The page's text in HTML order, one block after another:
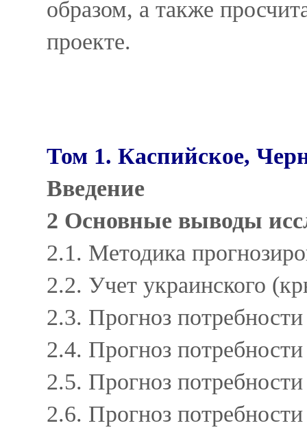
образом, а также
проекте.
Том 1. Каспийское,
Введение
2 Основные выводы
2.1. Методика
2.2. Учет украинского
2.3. Прогноз
2.4. Прогноз
2.5. Прогноз
2.6. Прогноз